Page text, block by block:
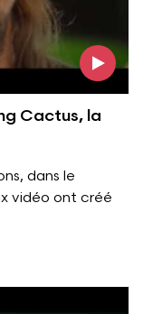
Cactus, la
dans le
vidéo ont créé